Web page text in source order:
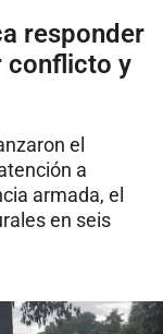
responder
conflicto y
el
a
armada, el
en seis